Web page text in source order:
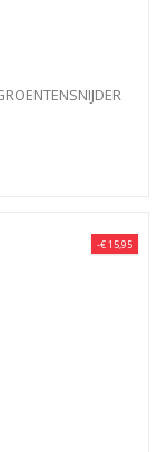
-€ 15,95